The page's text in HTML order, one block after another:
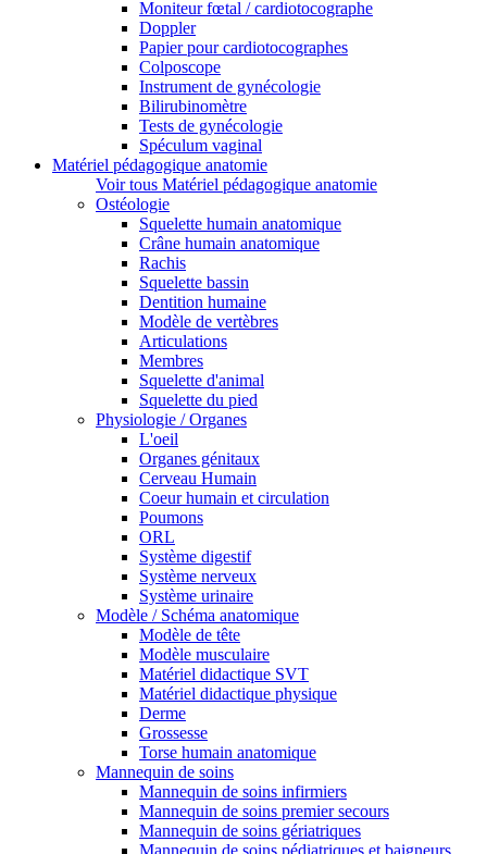
Moniteur fœtal / cardiotocographe
Doppler
Papier pour cardiotocographes
Colposcope
Instrument de gynécologie
Bilirubinomètre
Tests de gynécologie
Spéculum vaginal
Matériel pédagogique anatomie
Voir tous Matériel pédagogique anatomie
Ostéologie
Squelette humain anatomique
Crâne humain anatomique
Rachis
Squelette bassin
Dentition humaine
Modèle de vertèbres
Articulations
Membres
Squelette d'animal
Squelette du pied
Physiologie / Organes
L'oeil
Organes génitaux
Cerveau Humain
Coeur humain et circulation
Poumons
ORL
Système digestif
Système nerveux
Système urinaire
Modèle / Schéma anatomique
Modèle de tête
Modèle musculaire
Matériel didactique SVT
Matériel didactique physique
Derme
Grossesse
Torse humain anatomique
Mannequin de soins
Mannequin de soins infirmiers
Mannequin de soins premier secours
Mannequin de soins gériatriques
Mannequin de soins pédiatriques et baigneurs